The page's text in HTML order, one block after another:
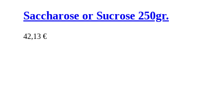
Saccharose or Sucrose 250gr.
42,13 €